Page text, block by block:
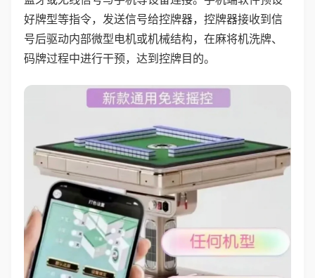
好牌型等指令，发送信号给控牌器，控牌器接收到信
号后驱动内部微型电机或机械结构，在麻将机洗牌、
码牌过程中进行干预，达到控牌目的。